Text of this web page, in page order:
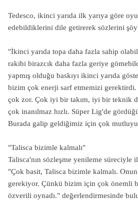
Tedesco, ikinci yarıda ilk yarıya göre
edebildiklerini dile getirerek sözlerini
"İkinci yarıda topa daha fazla sahip
rakibi birazcık daha fazla geriye
yapmış olduğu baskıyı ikinci yarıda
bizim çok enerji sarf etmemizi
çok zor. Çok iyi bir takım, iyi bir teknik
çok inanılmaz hızlı. Süper Lig'de
Burada galip geldiğimiz için çok
"Talisca bizimle kalmalı"
Talisca'nın sözleşme yenileme süreciyle
"Çok basit, Talisca bizimle kalmalı. Onun
gerekiyor. Çünkü bizim için çok önemli
özverili oynadı." değerlendirmesinde